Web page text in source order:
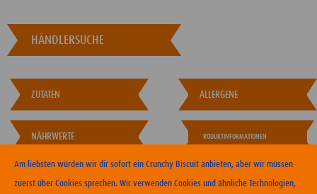
HÄNDLERSUCHE
ZUTATEN ALLERGENE
NÄHRWERTE PRODUKTINFORMATIONEN
Am liebsten würden wir dir sofort ein Crunchy Biscuit anbieten, aber wir müssen
zuerst über Cookies sprechen. Wir verwenden Cookies und ähnliche Technologien,